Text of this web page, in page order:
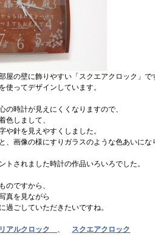
屋の壁に飾りやすい「スクエアクロック」で
使ってデザインしています。
の時計が見えにくくなりますので、
色しまして、
や針を見えやすくしました。
、画像の様にすりガラスのような色あいにな
トされました時計の作品いろいろでした。
のですから、
真を見ながら
過ごしていただきたいですね。
アルクロック 、 スクエアクロック